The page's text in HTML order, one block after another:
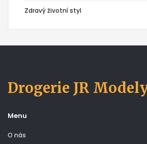
Zdravý životní styl
Drogerie JR
Menu
O nás